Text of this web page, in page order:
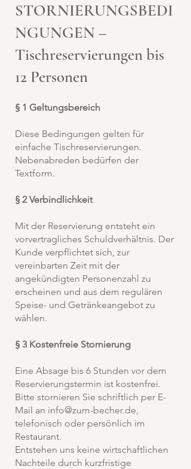
STORNIERUNGSBEDI
NGUNGEN –
Tischreservierungen bis
12 Personen
§ 1 Geltungsbereich
Diese Bedingungen gelten für
einfache Tischreservierungen.
Nebenabreden bedürfen der
Textform.
§ 2 Verbindlichkeit
Mit der Reservierung entsteht ein
vorvertragliches Schuldverhältnis. Der
Kunde verpflichtet sich, zur
vereinbarten Zeit mit der
angekündigten Personenzahl zu
erscheinen und aus dem regulären
Speise- und Getränkeangebot zu
wählen.
§ 3 Kostenfreie Stornierung
Eine Absage bis 6 Stunden vor dem
Reservierungstermin ist kostenfrei.
Bitte stornieren Sie schriftlich per E-
Mail an info@zum-becher.de,
telefonisch oder persönlich im
Restaurant.
Entstehen uns keine wirtschaftlichen
Nachteile durch kurzfristige